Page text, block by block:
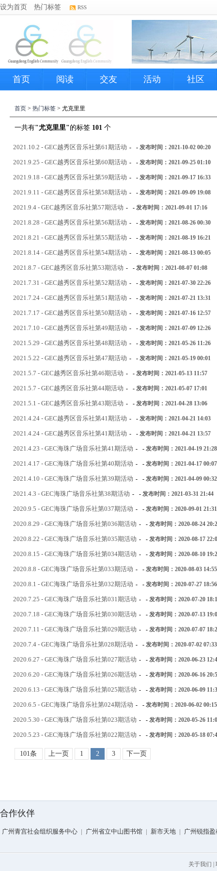
设为首页 热门标签 RSS
首页 阅读 交友 活动 社区
首页 > 热门标签 > 尤克里里
一共有"尤克里里"的标签 101 个
2021.10.2 - GEC越秀区音乐社第61期活动 - - 发布时间：2021-10-02 00:20
2021.9.25 - GEC越秀区音乐社第60期活动 - - 发布时间：2021-09-25 01:10
2021.9.18 - GEC越秀区音乐社第59期活动 - - 发布时间：2021-09-17 16:33
2021.9.11 - GEC越秀区音乐社第58期活动 - - 发布时间：2021-09-09 19:08
2021.9.4 - GEC越秀区音乐社第57期活动 - - 发布时间：2021-09-01 17:16
2021.8.28 - GEC越秀区音乐社第56期活动 - - 发布时间：2021-08-26 00:30
2021.8.21 - GEC越秀区音乐社第55期活动 - - 发布时间：2021-08-19 16:21
2021.8.14 - GEC越秀区音乐社第54期活动 - - 发布时间：2021-08-13 00:05
2021.8.7 - GEC越秀区音乐社第53期活动 - - 发布时间：2021-08-07 01:08
2021.7.31 - GEC越秀区音乐社第52期活动 - - 发布时间：2021-07-30 22:26
2021.7.24 - GEC越秀区音乐社第51期活动 - - 发布时间：2021-07-21 13:31
2021.7.17 - GEC越秀区音乐社第50期活动 - - 发布时间：2021-07-16 12:57
2021.7.10 - GEC越秀区音乐社第49期活动 - - 发布时间：2021-07-09 12:26
2021.5.29 - GEC越秀区音乐社第48期活动 - - 发布时间：2021-05-26 11:26
2021.5.22 - GEC越秀区音乐社第47期活动 - - 发布时间：2021-05-19 00:01
2021.5.7 - GEC越秀区音乐社第46期活动 - - 发布时间：2021-05-13 11:57
2021.5.7 - GEC越秀区音乐社第44期活动 - - 发布时间：2021-05-07 17:01
2021.5.1 - GEC越秀区音乐社第43期活动 - - 发布时间：2021-04-28 13:06
2021.4.24 - GEC越秀区音乐社第41期活动 - - 发布时间：2021-04-21 14:03
2021.4.24 - GEC越秀区音乐社第41期活动 - - 发布时间：2021-04-21 13:57
2021.4.23 - GEC海珠广场音乐社第41期活动 - - 发布时间：2021-04-19 21:28
2021.4.17 - GEC海珠广场音乐社第40期活动 - - 发布时间：2021-04-17 00:07
2021.4.10 - GEC海珠广场音乐社第39期活动 - - 发布时间：2021-04-09 00:32
2021.4.3 - GEC海珠广场音乐社第38期活动 - - 发布时间：2021-03-31 21:44
2020.9.5 - GEC海珠广场音乐社第037期活动 - - 发布时间：2020-09-01 21:31
2020.8.29 - GEC海珠广场音乐社第036期活动 - - 发布时间：2020-08-24
2020.8.22 - GEC海珠广场音乐社第035期活动 - - 发布时间：2020-08-17
2020.8.15 - GEC海珠广场音乐社第034期活动 - - 发布时间：2020-08-10
2020.8.8 - GEC海珠广场音乐社第033期活动 - - 发布时间：2020-08-03 14:55
2020.8.1 - GEC海珠广场音乐社第032期活动 - - 发布时间：2020-07-27 18:56
2020.7.25 - GEC海珠广场音乐社第031期活动 - - 发布时间：2020-07-20
2020.7.18 - GEC海珠广场音乐社第030期活动 - - 发布时间：2020-07-13
2020.7.11 - GEC海珠广场音乐社第029期活动 - - 发布时间：2020-07-07
2020.7.4 - GEC海珠广场音乐社第028期活动 - - 发布时间：2020-07-02 07:33
2020.6.27 - GEC海珠广场音乐社第027期活动 - - 发布时间：2020-06-23
2020.6.20 - GEC海珠广场音乐社第026期活动 - - 发布时间：2020-06-16
2020.6.13 - GEC海珠广场音乐社第025期活动 - - 发布时间：2020-06-09
2020.6.5 - GEC海珠广场音乐社第024期活动 - - 发布时间：2020-06-02 00:15
2020.5.30 - GEC海珠广场音乐社第023期活动 - - 发布时间：2020-05-26
2020.5.23 - GEC海珠广场音乐社第022期活动 - - 发布时间：2020-05-18
101条 上一页 1 2 3 下一页
合作伙伴
广州青宫社会组织服务中心 | 广州省立中山图书馆 | 新市天地 | 广州锐指
关于我们 |